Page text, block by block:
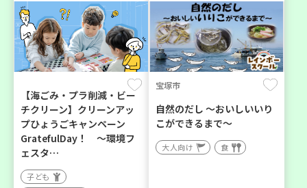
【海ごみ・プラ削減・ビー
チクリーン】クリーンアッ
プひょうごキャンペーン
GratefulDay！ ～環境フ
ェスタ…
子ども
宝塚市
自然のだし ～おいしいいり
こができるまで～
大人向け 食